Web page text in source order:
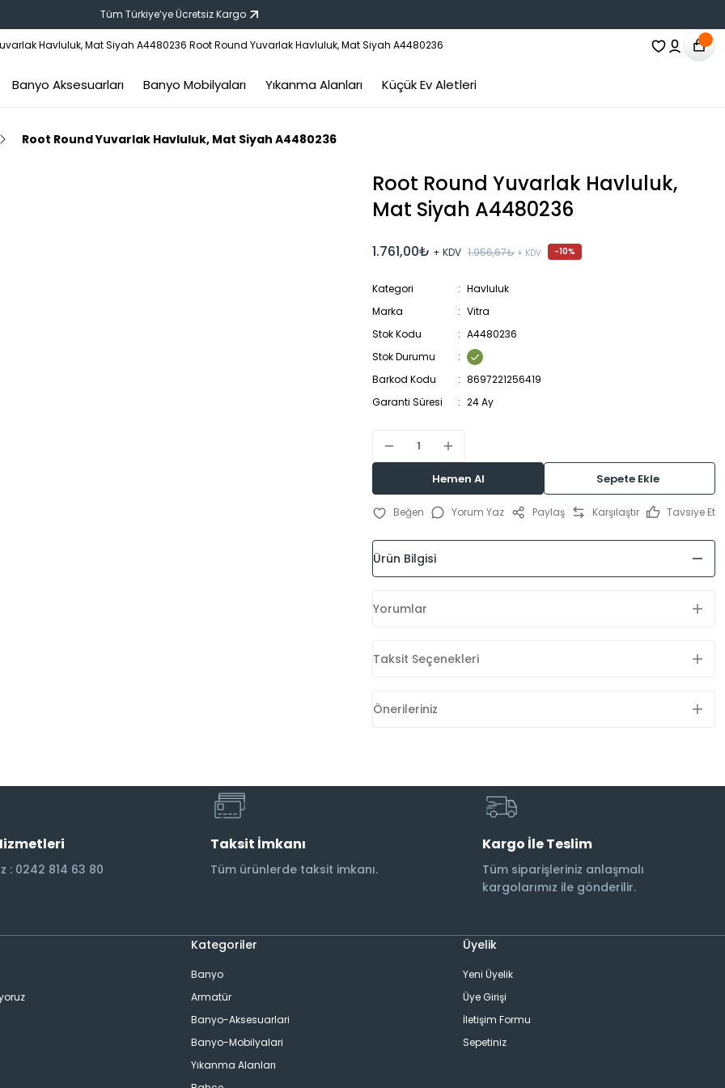
Tüm Türkiye‘ye Ücretsiz Kargo
Banyo Aksesuarları Banyo Mobilyaları Yıkanma Alanları Küçük Ev Aletleri
Root Round Yuvarlak Havluluk, Mat Siyah A4480236
Root Round Yuvarlak Havluluk,
Mat Siyah A4480236
1.761,00₺ + KDV 1.956,67₺ + KDV -10%
Kategori
Havluluk
Marka
Vitra
Stok Kodu
A4480236
Stok Durumu
Barkod Kodu
8697221256419
Garanti Süresi
24 Ay
Hemen Al Sepete Ekle
Yorum Yaz Paylaş Karşılaştır Tavsiye Et
Ürün Bilgisi
Yorumlar
Taksit Seçenekleri
Önerileriniz
: 0242 814 63 80
Taksit İmkanı
Tüm ürünlerde taksit imkanı.
Kargo İle Teslim
Tüm siparişleriniz anlaşmalı
kargolarımız ile gönderilir.
Kategoriler
Banyo
Armatür
Banyo-Aksesuarlari
Banyo-Mobilyalari
Yıkanma Alanları
Üyelik
Yeni Üyelik
Üye Girişi
İletişim Formu
Sepetiniz